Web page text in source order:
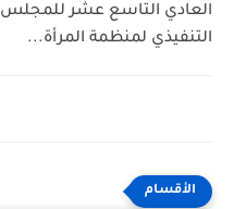
العادي التاسع عشر للمجلس
التنفيذي لمنظمة المرأة...